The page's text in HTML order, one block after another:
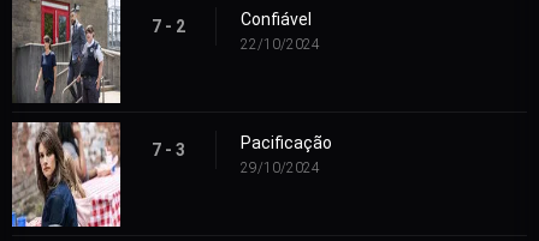
7 - 2 Confiável
22/10/2024
7 - 3 Pacificação
29/10/2024